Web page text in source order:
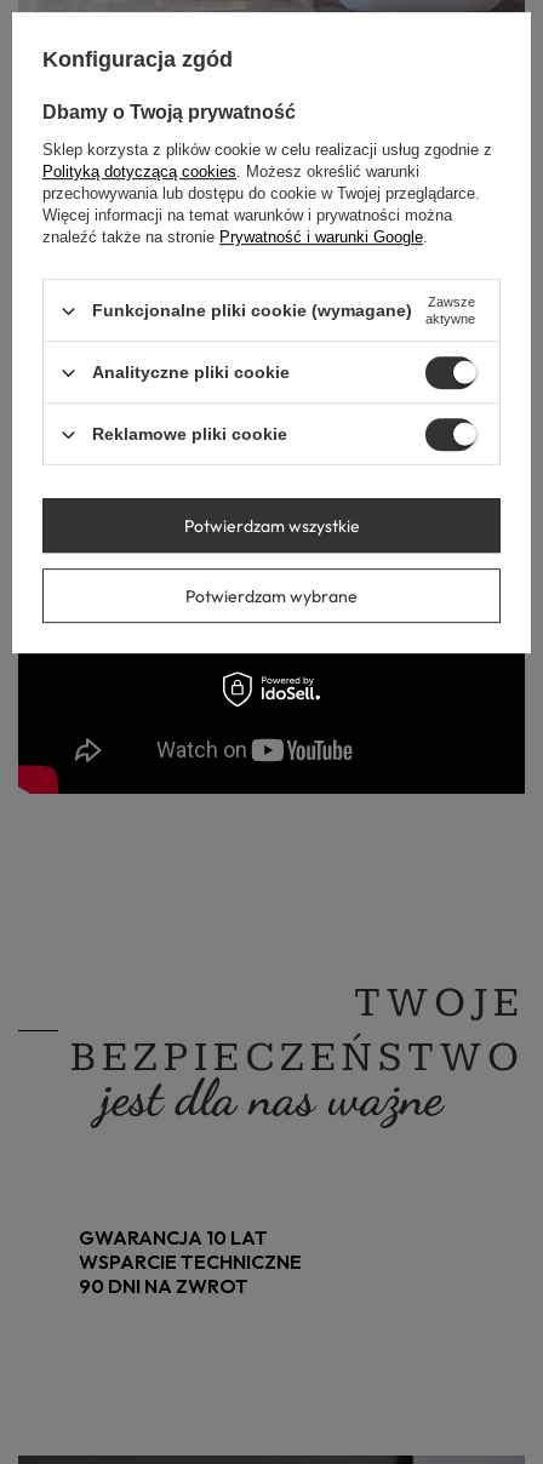
POZNAJ SYSTEM
WALL-BOX
BALNEO
Odkryj system Wall-Box, który łączy porządek, nowoczesne
technologie i wyjątkową jakość wykonania. Dzięki
modułowej budowie, odporności na wilgoć i dopasowanej
kolorystyce, Wall-Box nie tylko porządkuje przestrzeń
prysznica, ale także podnosi estetykę całej łazienki.
Zabuduj, wyrównaj, zapomnij o chaosie.
TWOJE
BEZPIECZEŃSTWO
jest dla nas ważne
GWARANCJA 10 LAT
WSPARCIE TECHNICZNE
90 DNI NA ZWROT
Konfiguracja zgód
Dbamy o Twoją prywatność
Sklep korzysta z plików cookie w celu realizacji usług zgodnie z
Polityką dotyczącą cookies. Możesz określić warunki
przechowywania lub dostępu do cookie w Twojej przeglądarce.
Więcej informacji na temat warunków i prywatności można
znaleźć także na stronie Prywatność i warunki Google.
Funkcjonalne pliki cookie (wymagane)
Zawsze
aktywne
Analityczne pliki cookie
Reklamowe pliki cookie
Potwierdzam wybrane
Potwierdzam wszystkie